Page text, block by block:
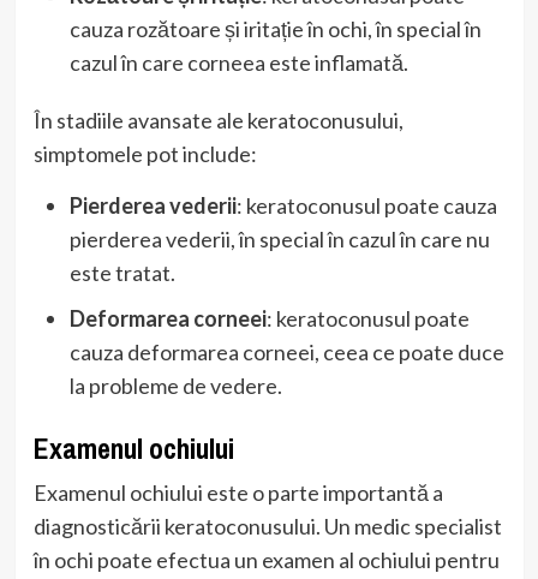
cauza rozătoare și iritație în ochi, în special în
cazul în care corneea este inflamată.
În stadiile avansate ale keratoconusului,
simptomele pot include:
Pierderea vederii: keratoconusul poate cauza
pierderea vederii, în special în cazul în care nu
este tratat.
Deformarea corneei: keratoconusul poate
cauza deformarea corneei, ceea ce poate duce
la probleme de vedere.
Examenul ochiului
Examenul ochiului este o parte importantă a
diagnosticării keratoconusului. Un medic specialist
în ochi poate efectua un examen al ochiului pentru